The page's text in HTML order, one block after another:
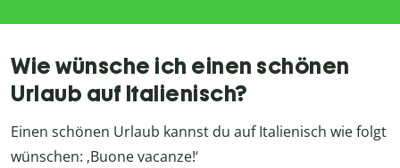
Wie wünsche ich einen schönen
Urlaub auf Italienisch?
Einen schönen Urlaub kannst du auf Italienisch wie folgt
wünschen: ‚Buone vacanze!‘